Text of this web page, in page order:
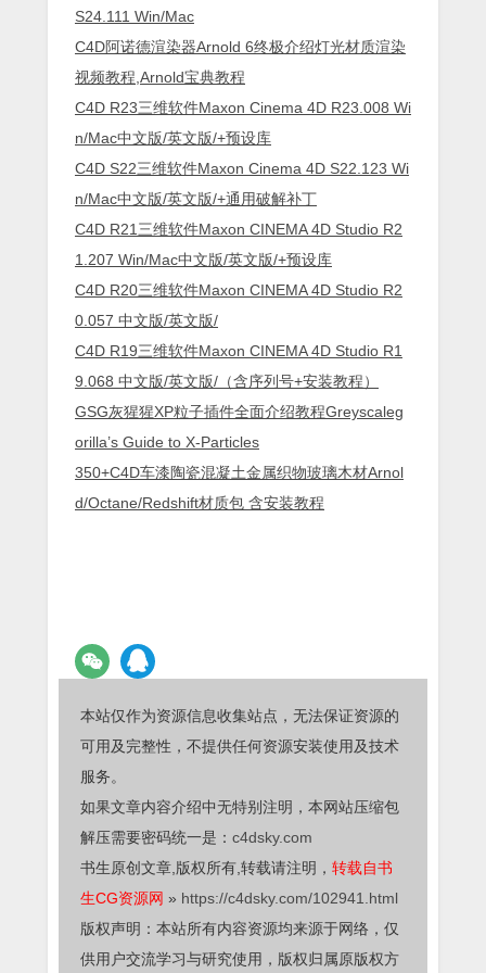
S24.111 Win/Mac
C4D阿诺德渲染器Arnold 6终极介绍灯光材质渲染
视频教程,Arnold宝典教程
C4D R23三维软件Maxon Cinema 4D R23.008 Wi
n/Mac中文版/英文版/+预设库
C4D S22三维软件Maxon Cinema 4D S22.123 Wi
n/Mac中文版/英文版/+通用破解补丁
C4D R21三维软件Maxon CINEMA 4D Studio R2
1.207 Win/Mac中文版/英文版/+预设库
C4D R20三维软件Maxon CINEMA 4D Studio R2
0.057 中文版/英文版/
C4D R19三维软件Maxon CINEMA 4D Studio R1
9.068 中文版/英文版/（含序列号+安装教程）
GSG灰猩猩XP粒子插件全面介绍教程Greyscaleg
orilla’s Guide to X-Particles
350+C4D车漆陶瓷混凝土金属织物玻璃木材Arnol
d/Octane/Redshift材质包 含安装教程
本站仅作为资源信息收集站点，无法保证资源的
可用及完整性，不提供任何资源安装使用及技术
服务。
如果文章内容介绍中无特别注明，本网站压缩包
解压需要密码统一是： c4dsky.com
书生原创文章,版权所有,转载请注明， 转载自书
生CG资源网 » https://c4dsky.com/102941.html
版权声明：本站所有内容资源均来源于网络，仅
供用户交流学习与研究使用，版权归属原版权方